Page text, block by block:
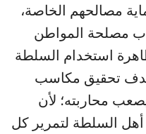
مصالحهم الخاصة،
مصلحة المواطن
استخدام السلطة
تحقيق مكاسب
محاربته؛ لأن
أهل السلطة لتمرير كل